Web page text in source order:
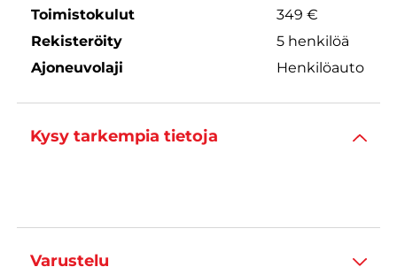
Toimistokulut
349 €
Rekisteröity
5 henkilöä
Ajoneuvolaji
Henkilöauto
Kysy tarkempia tietoja
Varustelu